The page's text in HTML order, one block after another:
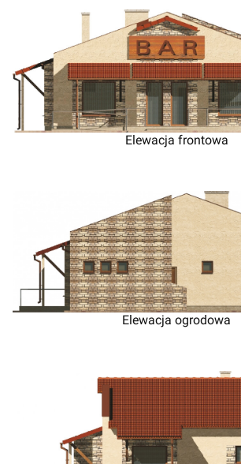
Elewacja frontowa
Elewacja ogrodowa